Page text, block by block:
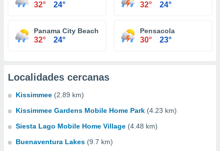
32° 24° 32° 24°
Panama City Beach
32° 24°
Pensacola
30° 23°
Localidades cercanas
Kissimmee (2.89 km)
Kissimmee Gardens Mobile Home Park (4.23 km)
Siesta Lago Mobile Home Village (4.48 km)
Buenaventura Lakes (9.7 km)